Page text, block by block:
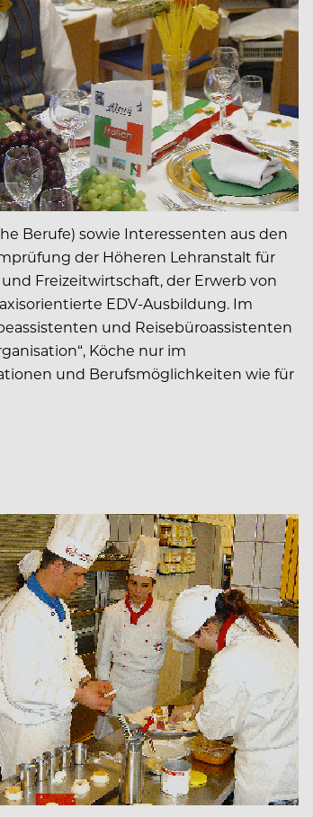
Berufe) sowie Interessenten aus den
der Höheren Lehranstalt für
Freizeitwirtschaft, der Erwerb von
EDV-Ausbildung. Im
und Reisebüroassistenten
Köche nur im
und Berufsmöglichkeiten wie für